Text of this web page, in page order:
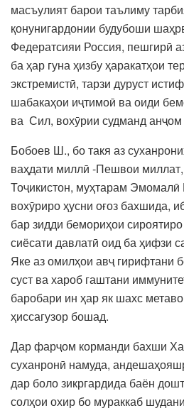
масъулият барои таълиму
қонунигардонии будубоши
Федератсияи Россия, пешгирӣ
ба ҳар гуна ҳизбу ҳаракатҳои
экстремистӣ, тарзи дуруст
шабакаҳои иҷтимоӣ ва оиди
ва Сил, вохӯрии судманд
Бобоев Ш., бо такя аз
ваҳдати миллӣ -Пешвои
Тоҷикистон, муҳтарам
вохӯриро ҳусни оғоз бахшида,
бар зидди бемориҳои
сиёсати давлатӣ оид ба ҳифзи
Яке аз омилҳои авҷ гирифтани
суст ва хароб гаштани
баробари ин ҳар як шахс
ҳиссагузор бошад.
Дар фарҷом корманди бахши
суханронӣ намуда,
дар боло зикргардида баён
солҳои охир бо мураккаб